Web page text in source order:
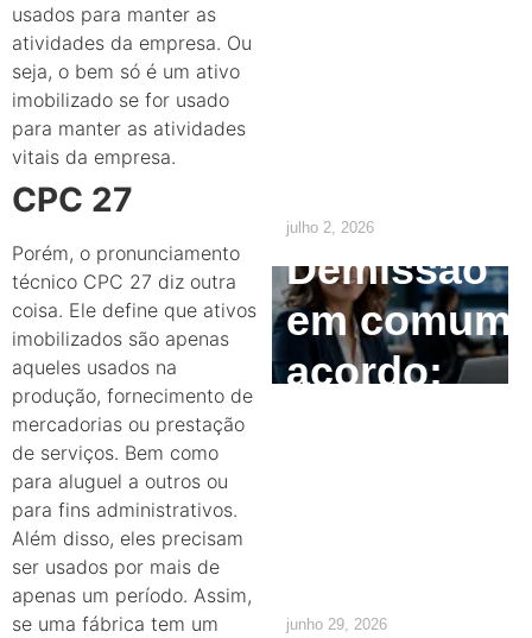
usados para manter as
atividades da empresa. Ou
seja, o bem só é um ativo
imobilizado se for usado
para manter as atividades
vitais da empresa.
CPC 27
Porém, o pronunciamento
técnico CPC 27 diz outra
coisa. Ele define que ativos
imobilizados são apenas
aqueles usados na
produção, fornecimento de
mercadorias ou prestação
de serviços. Bem como
para aluguel a outros ou
para fins administrativos.
Além disso, eles precisam
ser usados por mais de
apenas um período. Assim,
se uma fábrica tem um
julho 2, 2026
Demissão
em comum
acordo:
junho 29, 2026